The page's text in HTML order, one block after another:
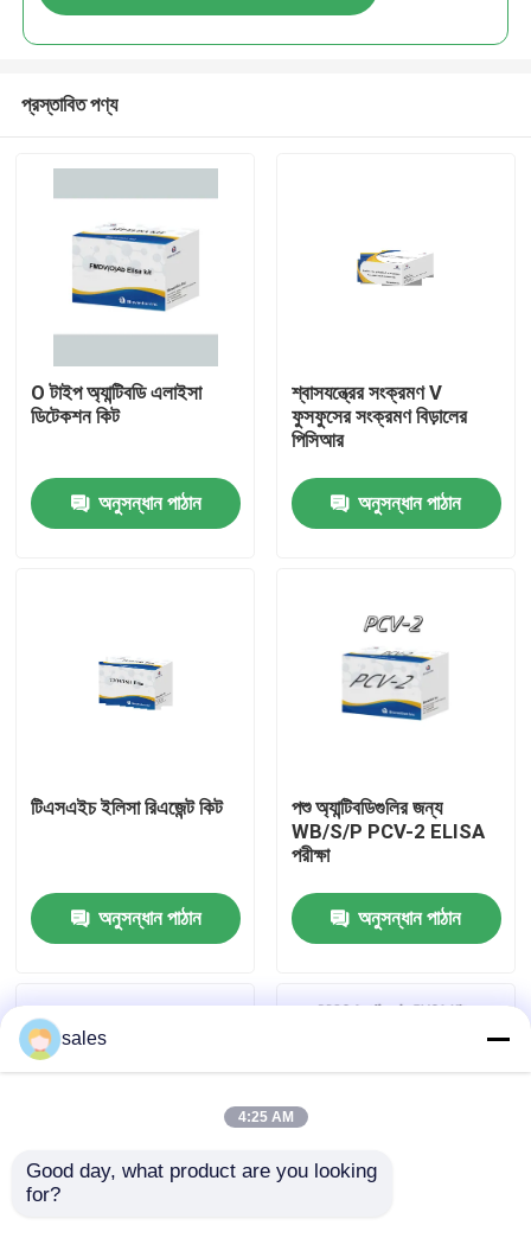
আমাদের সম্পর্কে
আমাদের সাথে যোগাযোগ করুন
খবর
মামলা
প্রস্তাবিত পণ্য
O টাইপ অ্যান্টিবডি এলাইসা
ডিটেকশন কিট
অনুসন্ধান পাঠান
শ্বাসযন্ত্রের সংক্রমণ V
ফুসফুসের সংক্রমণ বিড়ালের
পিসিআর
অনুসন্ধান পাঠান
টিএসএইচ ইলিসা রিএজেন্ট কিট
অনুসন্ধান পাঠান
পশু অ্যান্টিবডিগুলির জন্য
WB/S/P PCV-2 ELISA
পরীক্ষা
অনুসন্ধান পাঠান
sales
4:25 AM
Good day, what product are you looking
for?